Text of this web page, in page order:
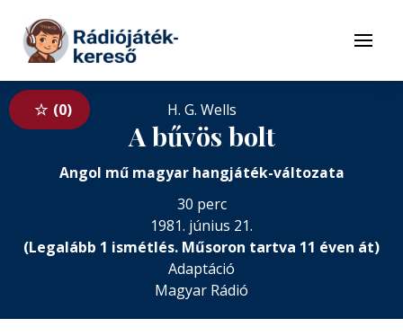
Tovább a tartalomhoz
Menü
0 H. G. Wells
A bűvös bolt
Angol mű magyar hangjáték-változata
30 perc
1981. június 21.
(Legalább 1 ismétlés. Műsoron tartva 11 éven át)
Adaptáció
Magyar Rádió